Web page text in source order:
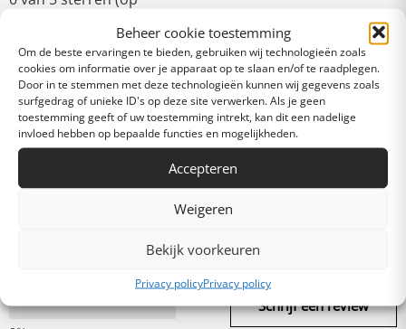
Beheer cookie toestemming
Om de beste ervaringen te bieden, gebruiken wij technologieën zoals
cookies om informatie over je apparaat op te slaan en/of te raadplegen.
Door in te stemmen met deze technologieën kunnen wij gegevens zoals
surfgedrag of unieke ID's op deze site verwerken. Als je geen
toestemming geeft of uw toestemming intrekt, kan dit een nadelige
invloed hebben op bepaalde functies en mogelijkheden.
Accepteren
Weigeren
Bekijk voorkeuren
Privacy policyPrivacy policy
Uitstekend
Heel goed
Schrijf een review